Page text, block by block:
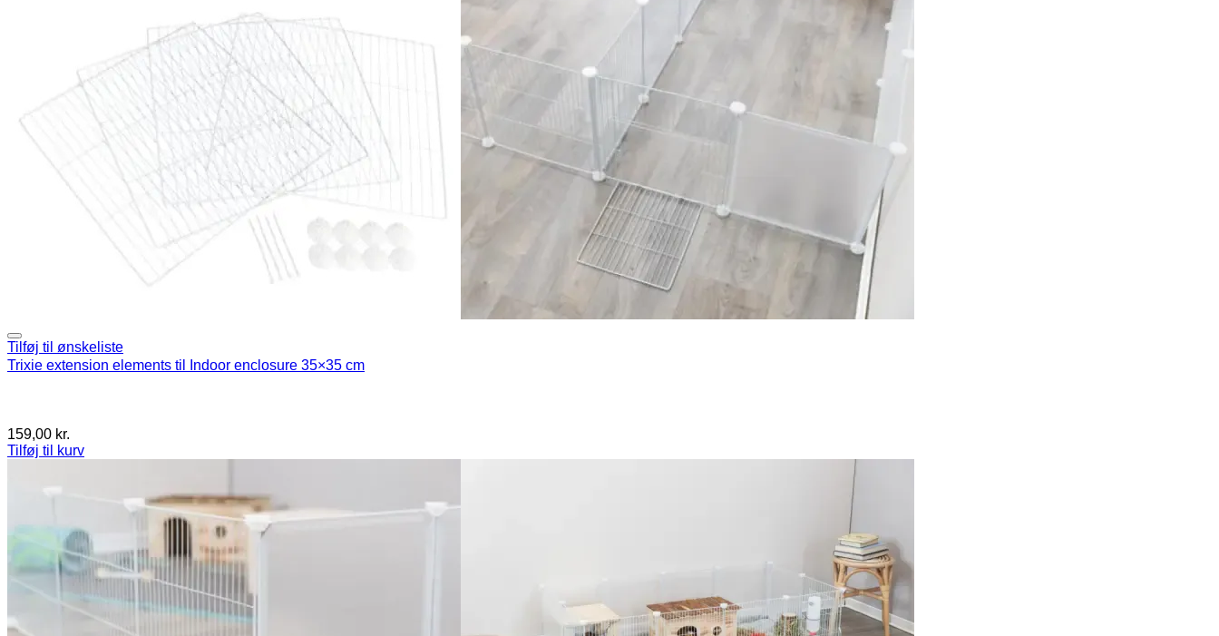
Tilføj til ønskeliste
Trixie extension elements til Indoor enclosure 35×35 cm
159,00 kr.
Tilføj til kurv